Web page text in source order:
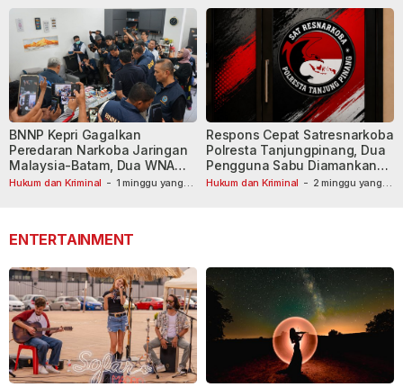
Hukum dan Kriminal - 1 minggu yang
BNNP Kepri Gagalkan
Peredaran Narkoba Jaringan
Malaysia-Batam, Dua WNA
Masih Diburu
Hukum dan Kriminal - 2 minggu yang
Respons Cepat Satresnarkoba
Polresta Tanjungpinang, Dua
Pengguna Sabu Diamankan
Usai Dilaporkan ke Call Center
ENTERTAINMENT